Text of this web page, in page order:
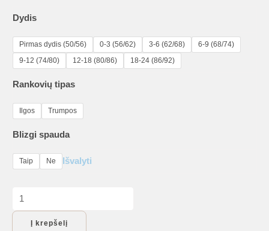
Dydis
Pirmas dydis (50/56) 0-3 (56/62) 3-6 (62/68)
6-9 (68/74)
9-12 (74/80)
12-18 (80/86) 18-24 (86/92)
Rankovių tipas
Ilgos Trumpos
Blizgi spauda
Taip Ne Išvalyti
produkto
kiekis:
VelykinisĮ krepšelį